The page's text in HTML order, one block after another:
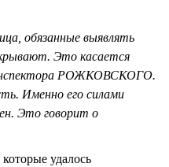
обязанные выявлять
Это касается
РОЖКОВСКОГО.
Именно его силами
Это говорит о
удалось